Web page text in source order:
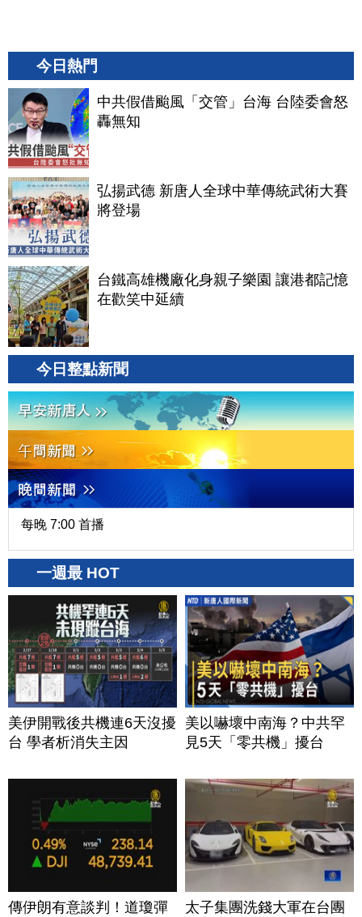
今日熱門
中共假借颱風「交管」台海 台陸委會怒
轟無知
弘揚武德 新唐人全球中華傳統武術大賽
將登場
台鐵高雄機廠化身親子樂園 讓港都記憶
在歡笑中延續
今日整點新聞
每晚 7:00 首播
一週最 HOT
美伊開戰後共機連6天沒擾
台 學者析消失主因
美以嚇壞中南海？中共罕
見5天「零共機」擾台
傳伊朗有意談判！道瓊彈
太子集團洗錢大軍在台團